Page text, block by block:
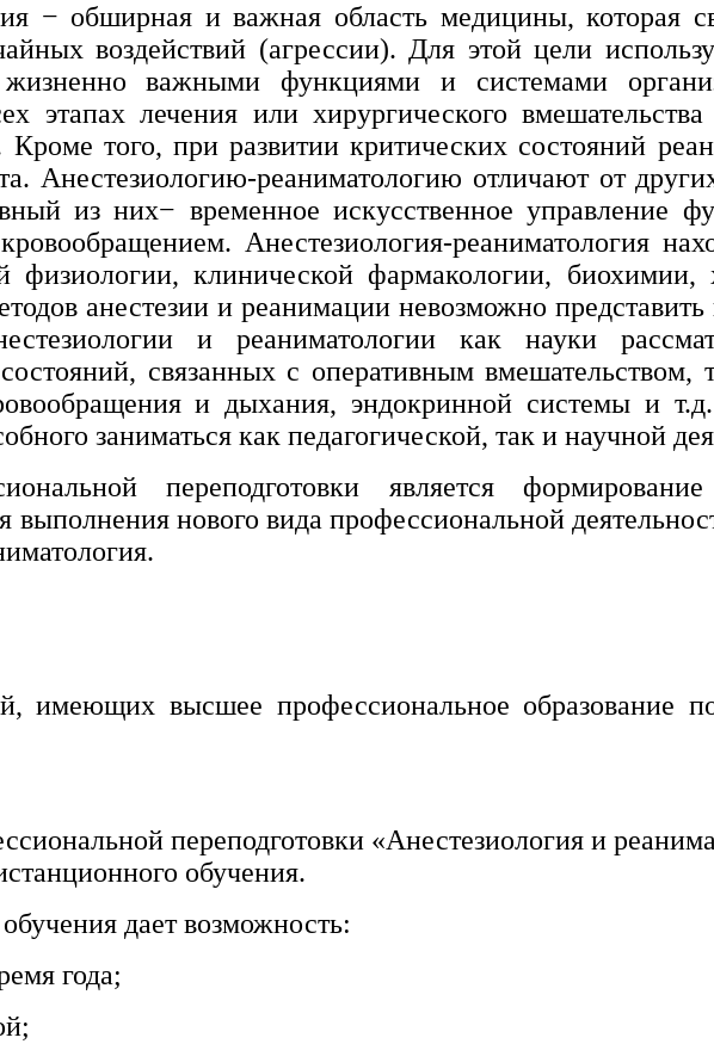
дело,
и технологии
виды
и
дело
системах
− обширная и важная область медицины, которая
воздействий (агрессии). Для этой цели
важными функциями и системами
этапах лечения или хирургического
того, при развитии критических состояний
Анестезиологию-реаниматологию отличают от
из них− временное искусственное управление
Анестезиология-реаниматология
физиологии, клинической фармакологии,
анестезии и реанимации невозможно
и реаниматологии как науки
связанных с оперативным вмешательством,
и дыхания, эндокринной системы и
заниматься как педагогической, так и научной
переподготовки является
выполнения нового вида профессиональной
имеющих высшее профессиональное образование
переподготовки «Анестезиология и
обучения.
дает возможность:
года;